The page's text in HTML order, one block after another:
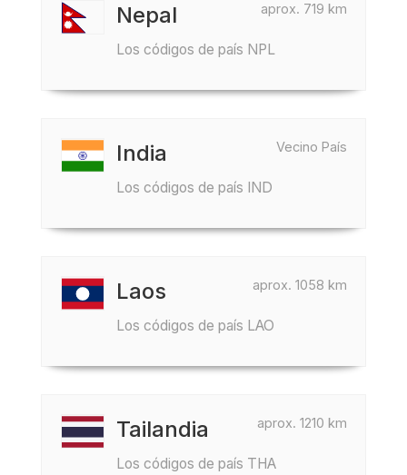
aprox. 719 km
Nepal
Los códigos de país NPL
Vecino País
India
Los códigos de país IND
aprox. 1058 km
Laos
Los códigos de país LAO
aprox. 1210 km
Tailandia
Los códigos de país THA